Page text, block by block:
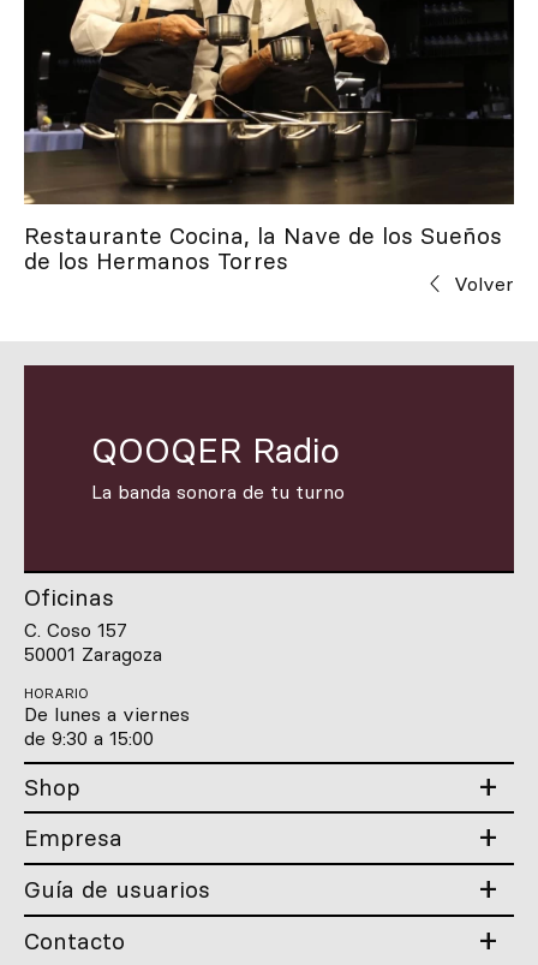
Restaurante Cocina, la Nave de los Sueños
de los Hermanos Torres
Volver
QOOQER Radio
La banda sonora de tu turno
Oficinas
C. Coso 157
50001 Zaragoza
HORARIO
De lunes a viernes
de 9:30 a 15:00
Shop
Empresa
Guía de usuarios
Contacto